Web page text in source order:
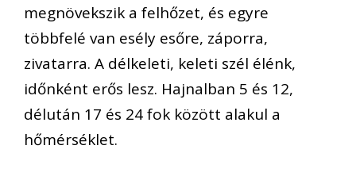
megnövekszik a felhőzet, és egyre
többfelé van esély esőre, záporra,
zivatarra. A délkeleti, keleti szél élénk,
időnként erős lesz. Hajnalban 5 és 12,
délután 17 és 24 fok között alakul a
hőmérséklet.